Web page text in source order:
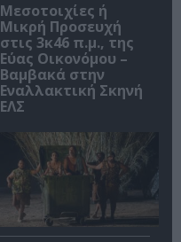
Μεσοτοιχίες ή
Μικρή Προσευχή
στις 3κ46 π.μ., της
Εύας Οικονόμου –
Βαμβακά στην
Εναλλακτική Σκηνή
ΕΛΣ